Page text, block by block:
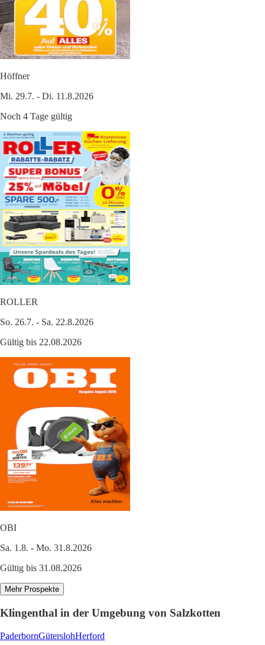
Höffner
Mi. 29.7. - Di. 11.8.2026
Noch 4 Tage gültig
ROLLER
So. 26.7. - Sa. 22.8.2026
Gültig bis 22.08.2026
OBI
Sa. 1.8. - Mo. 31.8.2026
Gültig bis 31.08.2026
Mehr Prospekte
Klingenthal in der Umgebung von Salzkotten
PaderbornGüterslohHerford